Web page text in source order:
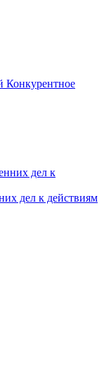
Конкурентное
дел к действиям